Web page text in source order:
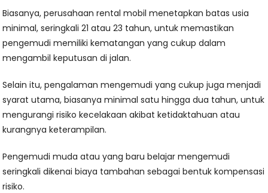
Biasanya, perusahaan rental mobil menetapkan batas usia
minimal, seringkali 21 atau 23 tahun, untuk memastikan
pengemudi memiliki kematangan yang cukup dalam
mengambil keputusan di jalan.
Selain itu, pengalaman mengemudi yang cukup juga menjadi
syarat utama, biasanya minimal satu hingga dua tahun, untuk
mengurangi risiko kecelakaan akibat ketidaktahuan atau
kurangnya keterampilan.
Pengemudi muda atau yang baru belajar mengemudi
seringkali dikenai biaya tambahan sebagai bentuk kompensasi
risiko.